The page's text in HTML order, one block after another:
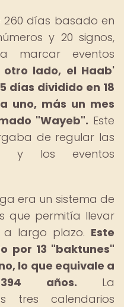
260 días basado en
y 20 signos,
marcar eventos
otro lado, el Haab'
días dividido en 18
uno, más un mes
"Wayeb". Este
de regular las
y los eventos
era un sistema de
que permitía llevar
a largo plazo. Este
por 13 "baktunes"
lo que equivale a
394 años. La
tres calendarios